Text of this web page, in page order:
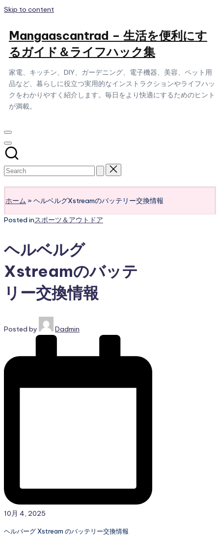
Skip to content
Mangaascantrad – 生活を便利にす
るガイド＆ライフハック集
家電、キッチン、DIY、ガーデニング、電子機器、美容、ペット用
品など、暮らしに役立つ実用的なインストラクションやライフハッ
クをわかりやすく紹介します。毎日をより快適にするためのヒント
が満載。
ホーム » ヘルベルグXstreamのバッテリー交換情報
Posted inスポーツ＆アウトドア
ヘルベルグ
Xstreamのバッテ
リー交換情報
Posted by Dadmin
10月 4, 2025
ヘルバーグ Xstream のバッテリー交換情報